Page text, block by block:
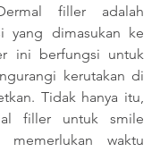
filler adalah
yang dimasukan ke
ini berfungsi untuk
kerutakan di
Tidak hanya itu,
filler untuk smile
waktu